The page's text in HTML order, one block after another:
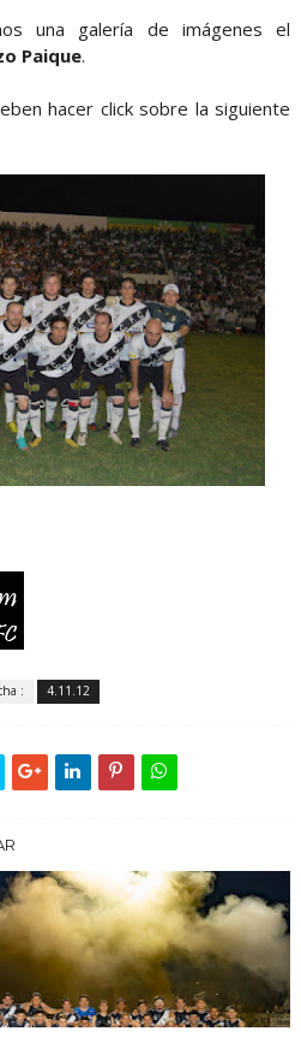
una galería de imágenes el
Paique.
hacer click sobre la siguiente
: 4.11.12